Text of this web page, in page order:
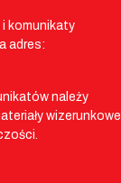
komunikaty
adres:
należy
wizerunkowe